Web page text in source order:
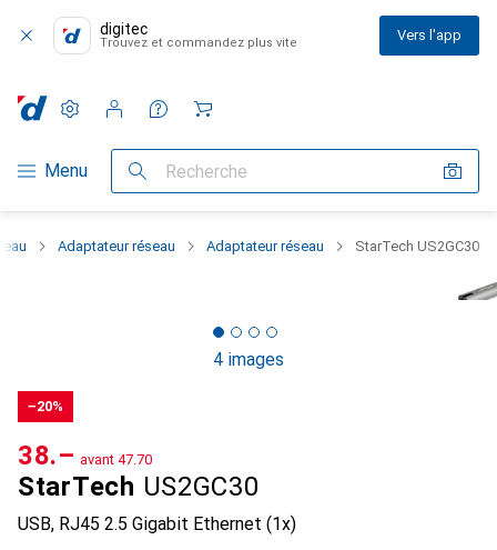
digitec
Trouvez et commandez plus vite Vers l'app
Navigation par catégorie
Menu Recherche
Paramètres
Compte client
Listes de comparaison
Listes d'envies
Panier
Adaptateur réseau Adaptateur réseau StarTech US2GC30
4 images
−20%
StarTech US2GC30
USB, RJ45 2.5 Gigabit Ethernet (1x)
CHF
38.– avant CHF
47.70